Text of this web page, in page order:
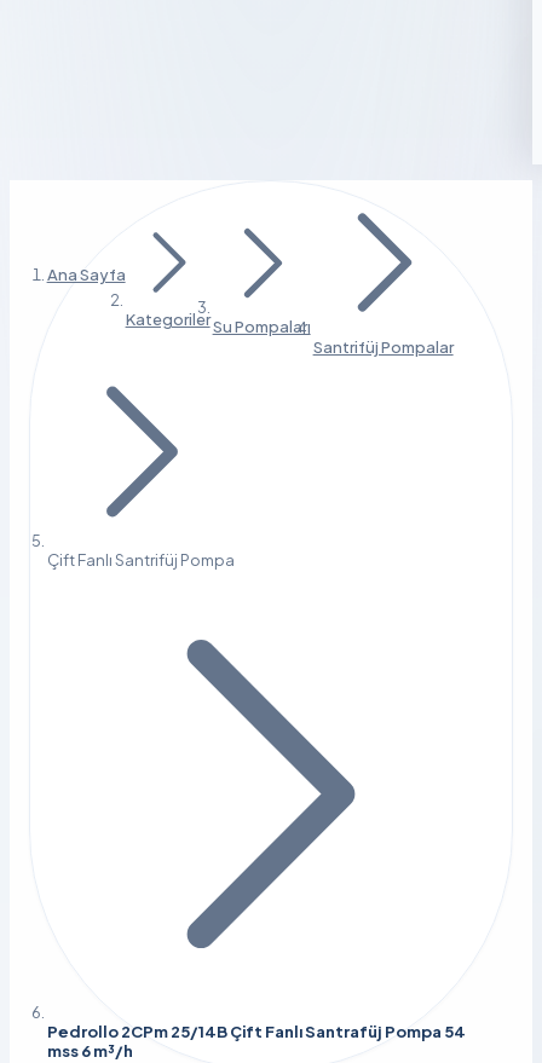
Ana Sayfa
KategorilerSu Pompaları
Santrifüj Pompalar
Çift Fanlı Santrifüj Pompa
Pedrollo 2CPm 25/14B Çift Fanlı Santrafüj Pompa 54
mss 6 m³/h